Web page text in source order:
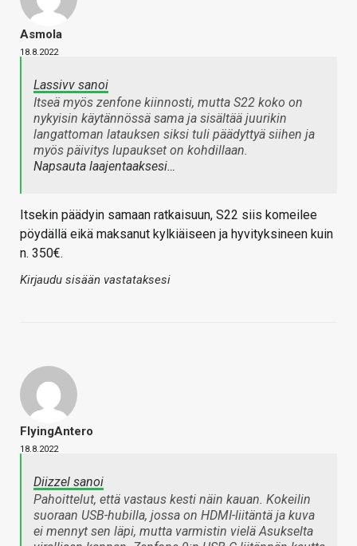
Asmola
18.8.2022
Lassivv sanoi
Itseä myös zenfone kiinnosti, mutta S22 koko on
nykyisin käytännössä sama ja sisältää juurikin
langattoman latauksen siksi tuli päädyttyä siihen ja
myös päivitys lupaukset on kohdillaan.
Napsauta laajentaaksesi…
Itsekin päädyin samaan ratkaisuun, S22 siis komeilee
pöydällä eikä maksanut kylkiäiseen ja hyvityksineen kuin
n. 350€.
Kirjaudu sisään vastataksesi
FlyingAntero
18.8.2022
Diizzel sanoi
Pahoittelut, että vastaus kesti näin kauan. Kokeilin
suoraan USB-hubilla, jossa on HDMI-liitäntä ja kuva
ei mennyt sen läpi, mutta varmistin vielä Asukselta